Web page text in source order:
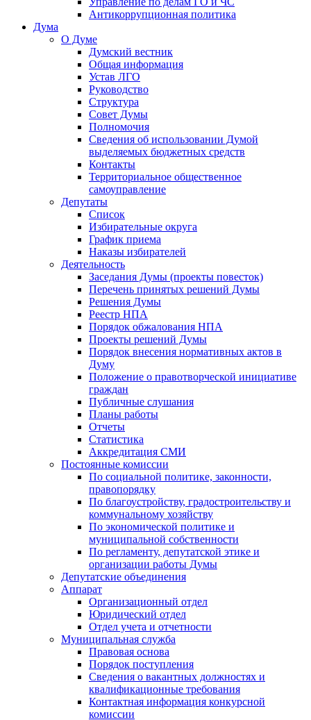
Антикоррупционная политика
Дума
О Думе
Думский вестник
Общая информация
Устав ЛГО
Руководство
Структура
Совет Думы
Полномочия
Сведения об использовании Думой
выделяемых бюджетных средств
Контакты
Территориальное общественное
самоуправление
Депутаты
Список
Избирательные округа
График приема
Наказы избирателей
Деятельность
Заседания Думы (проекты повесток)
Перечень принятых решений Думы
Решения Думы
Реестр НПА
Порядок обжалования НПА
Проекты решений Думы
Порядок внесения нормативных актов в
Думу
Положение о правотворческой инициативе
граждан
Публичные слушания
Планы работы
Отчеты
Статистика
Аккредитация СМИ
Постоянные комиссии
По социальной политике, законности,
правопорядку
По благоустройству, градостроительству и
коммунальному хозяйству
По экономической политике и
муниципальной собственности
По регламенту, депутатской этике и
организации работы Думы
Депутатские объединения
Аппарат
Организационный отдел
Юридический отдел
Отдел учета и отчетности
Муниципальная служба
Правовая основа
Порядок поступления
Сведения о вакантных должностях и
квалификационные требования
Контактная информация конкурсной
комиссии